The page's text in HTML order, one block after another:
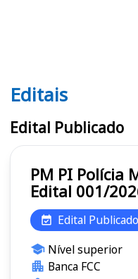
Editais PM PI
Editais
Edital Publicado
PM PI Polícia Militar do Piauí -
Edital 001/
Edital Publicado
Nível superior
Banca FCC